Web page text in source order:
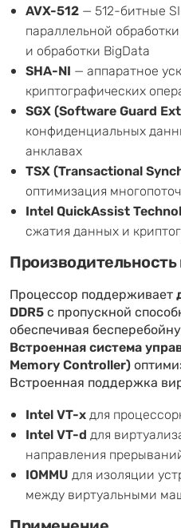
AVX-512 — 512-битные
параллельной
и обработки BigData
SHA-NI — аппаратное
криптографических
SGX (Software Guard
конфиденциальных
анклавах
TSX (Transactional
оптимизация
Intel QuickAssist
сжатия данных и
Процессор поддерживает
DDR5с пропускной
обеспечивая
Встроенная система
Memory Controller)
Встроенная поддержка
Intel VT-xдля
Intel VT-d для
направления
IOMMU для изоляции
между виртуальными